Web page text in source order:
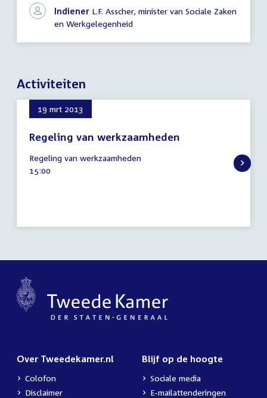
Indiener L.F. Asscher, minister van Sociale Zaken
en Werkgelegenheid
Activiteiten
19 mrt 2013
Regeling van werkzaamheden
maart
2013
Regeling van werkzaamheden
Tijd
15:00
Over Tweedekamer.nl
Colofon
Disclaimer
Blijf op de hoogte
Sociale media
E-mailattenderingen